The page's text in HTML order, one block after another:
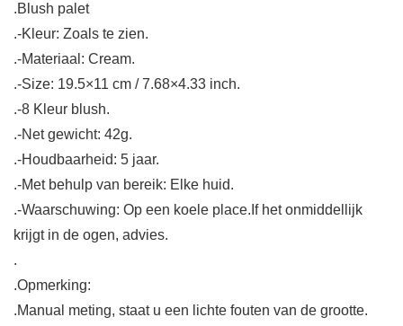
.Blush palet
.-Kleur: Zoals te zien.
.-Materiaal: Cream.
.-Size: 19.5×11 cm / 7.68×4.33 inch.
.-8 Kleur blush.
.-Net gewicht: 42g.
.-Houdbaarheid: 5 jaar.
.-Met behulp van bereik: Elke huid.
.-Waarschuwing: Op een koele place.If het onmiddellijk
krijgt in de ogen, advies.
.
.Opmerking:
.Manual meting, staat u een lichte fouten van de grootte.